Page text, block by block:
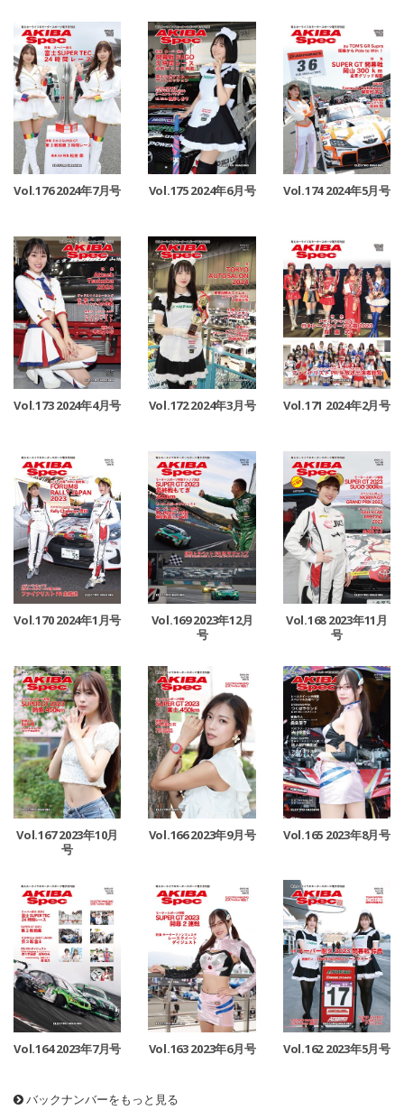
Vol.176 2024年7月号 Vol.175 2024年6月号 Vol.174 2024年5月号
Vol.173 2024年4月号 Vol.172 2024年3月号 Vol.171 2024年2月号
Vol.170 2024年1月号
Vol.169 2023年12月
号
Vol.168 2023年11月
号
Vol.167 2023年10月
号
Vol.166 2023年9月号 Vol.165 2023年8月号
Vol.164 2023年7月号 Vol.163 2023年6月号 Vol.162 2023年5月号
バックナンバーをもっと見る